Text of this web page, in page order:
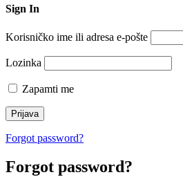
Sign In
Korisničko ime ili adresa e-pošte
Lozinka
Zapamti me
Forgot password?
Forgot password?